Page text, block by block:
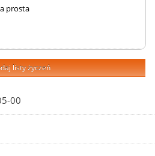
prosta
listy życzeń
00